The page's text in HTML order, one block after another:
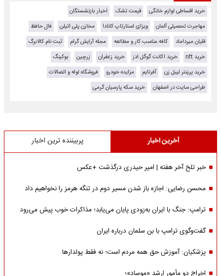
خرید اقساطی لوازم خانگی قیمت تشک
اخبار بازنشستگان
مهاجرت تحصیلی آلمان
ویزای استارتاپ کانادا مخازن پلی اتیلن
فال حافظ
قلیان میرداماد
کافه مناسب کار و مطالعه مجله آرایش گرام
ثبت نام کالابرگ
خرید nft
خرید اکانت گوگل ادز خرید زعفران زرچین
بوکینگ
خرید پرینتر لیبل زن
آفرتایم مزایده خودرو
فروشگاه لوله و اتصالات
طراحی سایت در اصفهان
خرید سکه پارسیان گرمی
آخرین اخبار پربیننده ترین اخبار
خبر تلخ آخر هفته | امیر حیدری درگذشت +عکس
محسن رضایی: اجازه باز شدن مسیر دوم در تنگه هرمز را نخواهیم داد
ترامپ: جنگ با ایران به‌زودی پایان می‌یابد؛ مذاکرات خوب پیش می‌رود
گفت‌وگوی ترامپ با بن سلمان درباره ایران
پزشکیان: آموزش حق همه مردم است؛ نه فقط پولدارها
اخراج دو مأمور ارشد «موساد»؛